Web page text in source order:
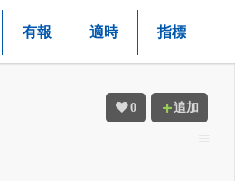
有報 適時 指標
0 追加